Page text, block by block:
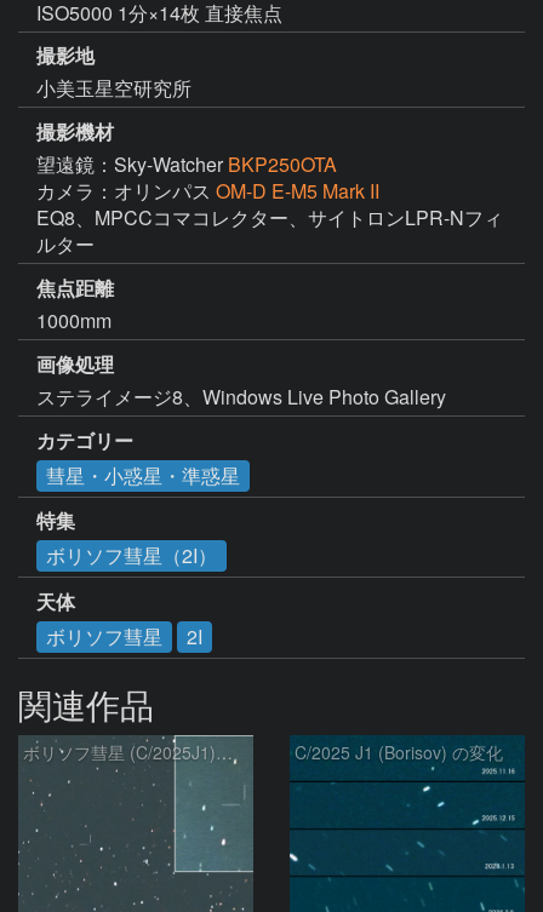
ISO5000 1分×14枚 直接焦点
撮影地
小美玉星空研究所
撮影機材
望遠鏡：Sky-Watcher BKP250OTA
カメラ：オリンパス OM-D E-M5 Mark II
EQ8、MPCCコマコレクター、サイトロンLPR-Nフィ
ルター
焦点距離
1000mm
画像処理
ステライメージ8、Windows Live Photo Gallery
カテゴリー
彗星・小惑星・準惑星
特集
ボリソフ彗星（2I）
天体
ボリソフ彗星
2I
関連作品
ボリソフ彗星 (C/2025J1)：2026/03/17 C/2025 J1 (Borisov) の変化